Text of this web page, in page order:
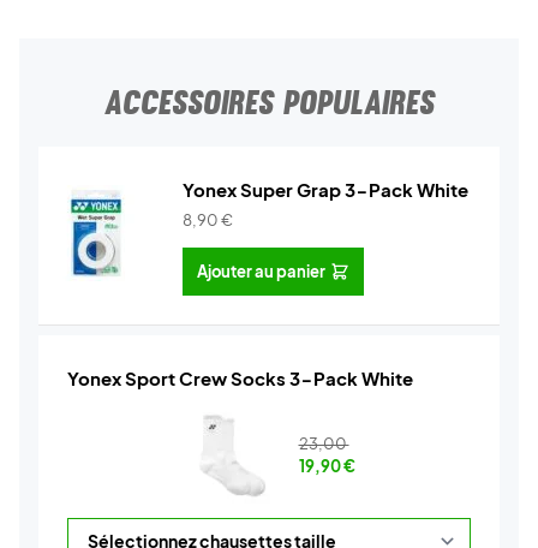
ACCESSOIRES POPULAIRES
Yonex Super Grap 3-Pack White
8,90€
Ajouter au panier
Yonex Sport Crew Socks 3-Pack White
23,00
19,90€